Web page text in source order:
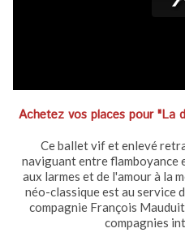
Achetez vos places pour "La
Ce ballet vif et enlevé
naviguant entre flamboyance
aux larmes et de l'amour à la
néo-classique est au service
compagnie François
compagnies